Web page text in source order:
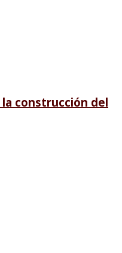
la construcción del